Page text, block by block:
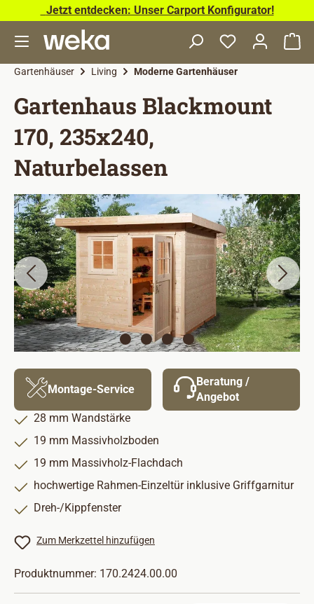
Zum Hauptinhalt springen
Jetzt entdecken: Unser Carport Konfigurator!
Gartenhäuser Living Moderne Gartenhäuser
Gartenhaus Blackmount
170, 235x240,
Naturbelassen
Bildergalerie überspringen
Montage-Service
Beratung /
Angebot
28 mm Wandstärke
19 mm Massivholzboden
19 mm Massivholz-Flachdach
hochwertige Rahmen-Einzeltür inklusive Griffgarnitur
Dreh-/Kippfenster
Zum Merkzettel hinzufügen
Produktnummer: 170.2424.00.00